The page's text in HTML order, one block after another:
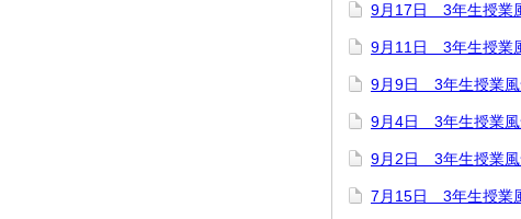
9月17日 3年生授業
9月11日 3年生授業
9月9日 3年生授業
9月4日 3年生授業
9月2日 3年生授業
7月15日 3年生授業